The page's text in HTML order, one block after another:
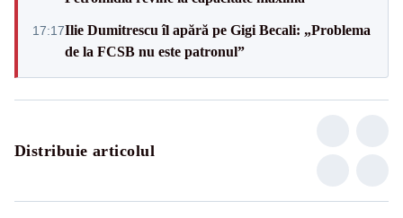
17:17Ilie Dumitrescu îl apără pe Gigi Becali: „Problema
de la FCSB nu este patronul”
Distribuie articolul